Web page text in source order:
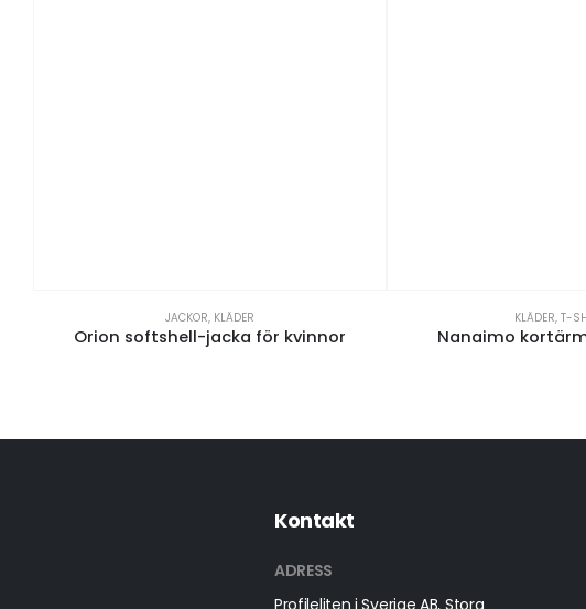
JACKOR, KLÄDER
Orion softshell-jacka för kvinnor
KLÄDER, T-
Nanaimo
Kontakt
ADRESS